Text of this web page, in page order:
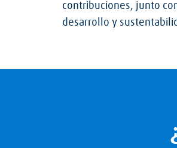
contribuciones, junto
desarrollo y